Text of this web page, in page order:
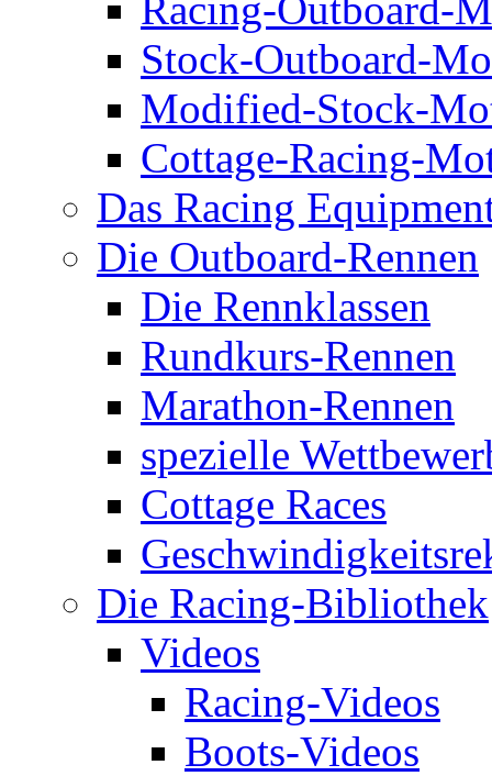
Stock-Outboard-
Modified-Stock-
Cottage-Racing-
Das Racing
Die Outboard-Rennen
Die Rennklassen
Rundkurs-Rennen
Marathon-Rennen
spezielle
Cottage Races
Die Racing-Bibliothek
Videos
Racing-Videos
Boots-Videos